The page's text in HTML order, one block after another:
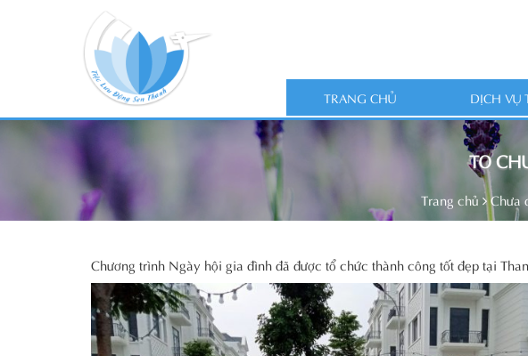
TRANG CHỦ DỊCH VỤ
TO
Trang chủ Chưa
Chương trình Ngày hội gia đình đã được tổ chức thành công tốt đẹp tại